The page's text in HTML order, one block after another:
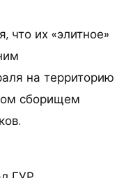
что их «элитное»
на территорию
сборищем